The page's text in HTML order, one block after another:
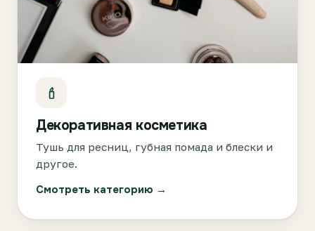
Декоративная косметика
Тушь для ресниц, губная помада и блески и
другое.
Смотреть категорию →